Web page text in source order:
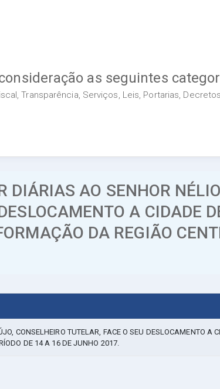
as seguintes
Transparência, Serviços, Leis, Portarias,
AO SENHOR
A CIDADE
DA REGIÃO
CONSELHEIRO TUTELAR, FACE O SEU DESLOCAMENTO A
DE 14 A 16 DE JUNHO 2017.